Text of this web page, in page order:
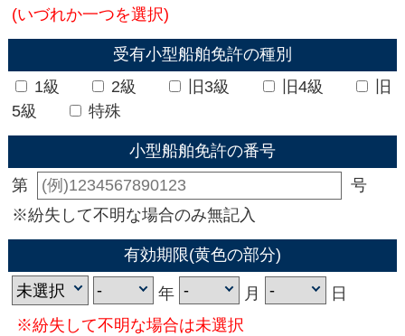
(いづれか一つを選択)
受有小型船舶免許の種別
1級
2級 旧3級 旧4級
旧
5級
特殊
小型船舶免許の番号
第
号
※紛失して不明な場合のみ無記入
有効期限(黄色の部分)
年 月
日
※紛失して不明な場合は未選択